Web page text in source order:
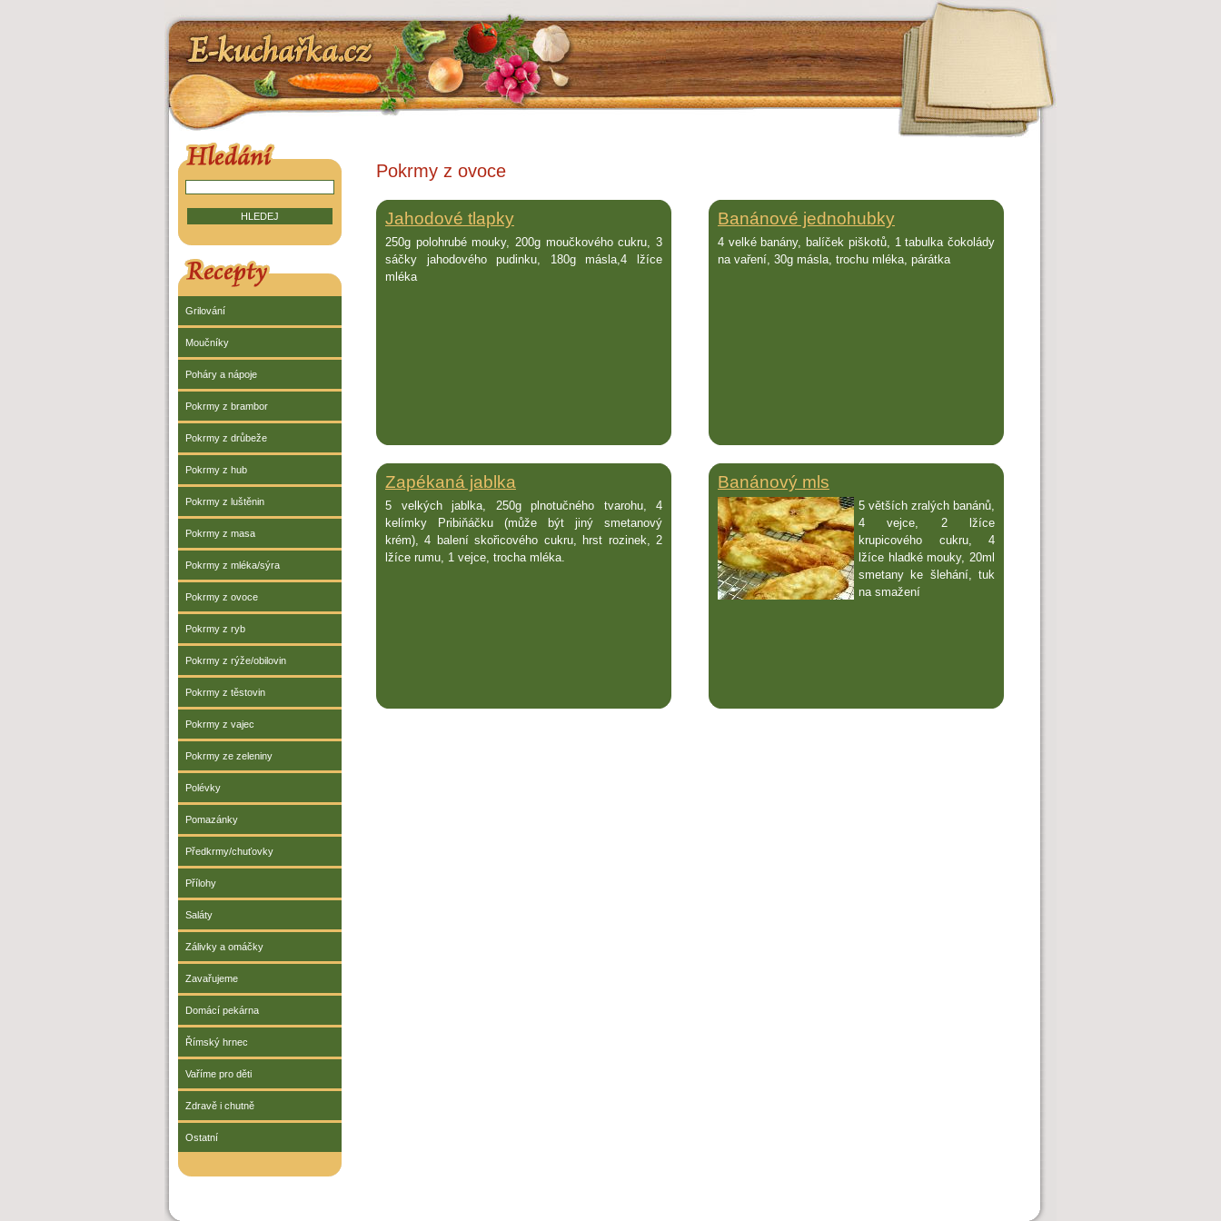
E-kuchařka.cz
Pokrmy z ovoce
Jahodové tlapky
250g polohrubé mouky, 200g moučkového cukru, 3
sáčky jahodového pudinku, 180g másla,4 lžíce
mléka
Banánové jednohubky
4 velké banány, balíček piškotů, 1 tabulka čokolády
na vaření, 30g másla, trochu mléka, párátka
Zapékaná jablka
5 velkých jablka, 250g plnotučného tvarohu, 4
kelímky Pribiňáčku (může být jiný smetanový
krém), 4 balení skořicového cukru, hrst rozinek, 2
lžíce rumu, 1 vejce, trocha mléka.
Banánový mls
5 větších zralých banánů,
4 vejce, 2 lžíce
krupicového cukru, 4
lžíce hladké mouky, 20ml
smetany ke šlehání, tuk
na smažení
HLEDÁNÍ V RECEPTECH
RECEPTY
Grilování
Moučníky
Poháry a nápoje
Pokrmy z brambor
Pokrmy z drůbeže
Pokrmy z hub
Pokrmy z luštěnin
Pokrmy z masa
Pokrmy z mléka/sýra
Pokrmy z ovoce
Pokrmy z ryb
Pokrmy z rýže/obilovin
Pokrmy z těstovin
Pokrmy z vajec
Pokrmy ze zeleniny
Polévky
Pomazánky
Předkrmy/chuťovky
Přílohy
Saláty
Zálivky a omáčky
Zavařujeme
Domácí pekárna
Římský hrnec
Vaříme pro děti
Zdravě i chutně
Ostatní